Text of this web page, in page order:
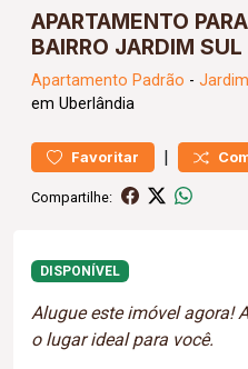
APARTAMENTO
BAIRRO JARDIM SUL
Apartamento Padrão -
em Uberlândia
Favoritar |
Compartilhe:
DISPONÍVEL
Alugue este imóvel agora!
o lugar ideal para você.